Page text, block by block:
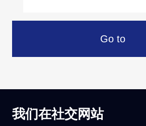
Go to
我们在社交网站